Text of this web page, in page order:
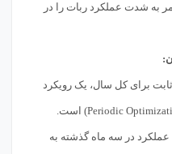
به شدت عملکرد ربات را در
برای کل سال، یک رویکرد
(Periodic Optimization) است.
در سه ماه گذشته به